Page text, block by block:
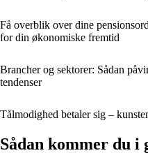
Få overblik over dine
for din økonomiske fremtid
Brancher og sektorer: Sådan
tendenser
Tålmodighed betaler sig –
Sådan kommer du i